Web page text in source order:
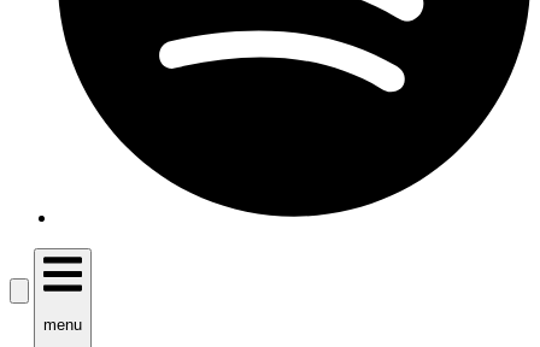
menu